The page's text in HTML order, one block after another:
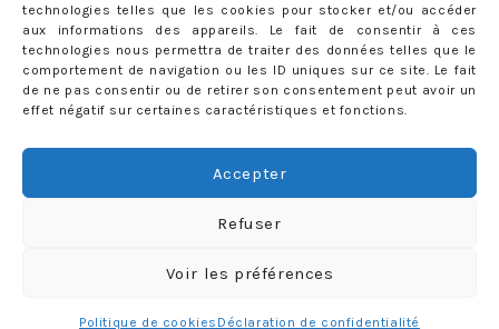
technologies telles que les cookies pour stocker et/ou accéder
aux informations des appareils. Le fait de consentir à ces
technologies nous permettra de traiter des données telles que le
comportement de navigation ou les ID uniques sur ce site. Le fait
de ne pas consentir ou de retirer son consentement peut avoir un
effet négatif sur certaines caractéristiques et fonctions.
Accepter
Refuser
Voir les préférences
Politique de cookies Déclaration de confidentialité
ABONNEMENT
Adresse
Rejoignez les 398 autres abonnés
Designed by Light Morango